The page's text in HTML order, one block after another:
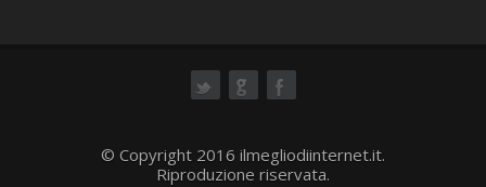
© Copyright 2016 ilmegliodiinternet.it.
Riproduzione riservata.